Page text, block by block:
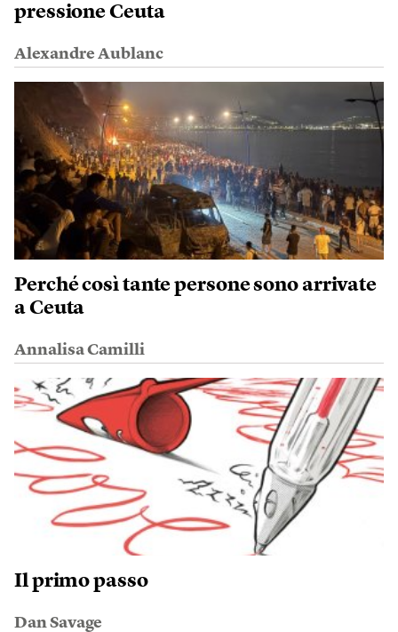
pressione Ceuta
Alexandre Aublanc
Perché così tante persone sono arrivate
a Ceuta
Annalisa Camilli
Il primo passo
Dan Savage